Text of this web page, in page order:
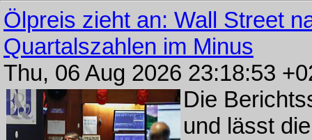
Ölpreis zieht an: Wall Street
Quartalszahlen im Minus
Thu, 06 Aug 2026 23:18:53
Die
und lässt